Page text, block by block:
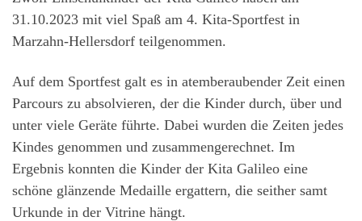
31.10.2023 mit viel Spaß am 4. Kita-Sportfest in
Marzahn-Hellersdorf teilgenommen.
Auf dem Sportfest galt es in atemberaubender Zeit einen
Parcours zu absolvieren, der die Kinder durch, über und
unter viele Geräte führte. Dabei wurden die Zeiten jedes
Kindes genommen und zusammengerechnet. Im
Ergebnis konnten die Kinder der Kita Galileo eine
schöne glänzende Medaille ergattern, die seither samt
Urkunde in der Vitrine hängt.